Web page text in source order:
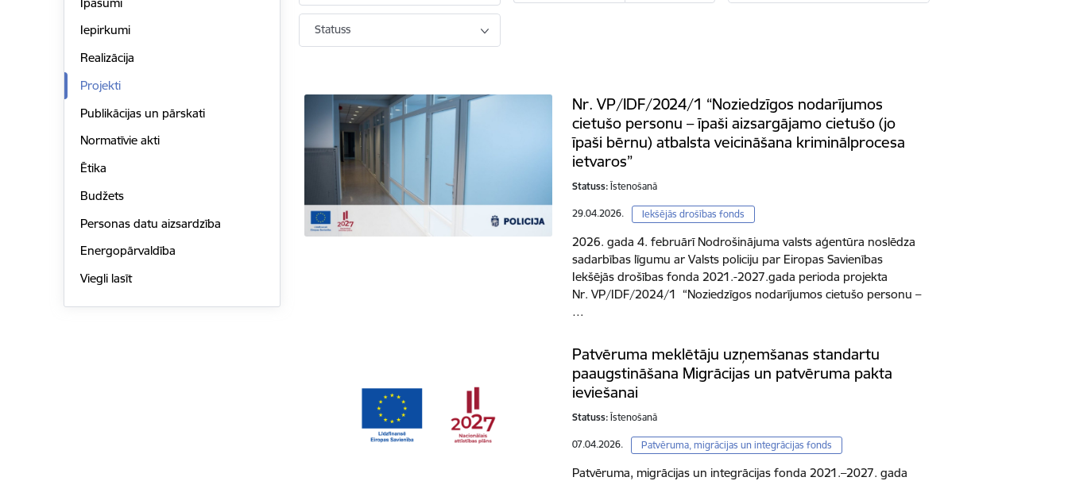
Iepirkumi
Realizācija
Projekti
Publikācijas un pārskati
Normatīvie akti
Ētika
Budžets
Personas datu aizsardzība
Energopārvaldība
Viegli lasīt
Statuss
Nr. VP/IDF/2024/1 “Noziedzīgos nodarījumos
cietušo personu – īpaši aizsargājamo cietušo (jo
īpaši bērnu) atbalsta veicināšana kriminālprocesa
ietvaros”
Statuss: Īstenošanā
29.04.2026. Iekšējās drošības fonds
2026. gada 4. februārī Nodrošinājuma valsts aģentūra noslēdza
sadarbības līgumu ar Valsts policiju par Eiropas Savienības
Iekšējās drošības fonda 2021.-2027.gada perioda projekta
Nr. VP/IDF/2024/1 “Noziedzīgos nodarījumos cietušo personu –
…
Patvēruma meklētāju uzņemšanas standartu
paaugstināšana Migrācijas un patvēruma pakta
ieviešanai
Statuss: Īstenošanā
07.04.2026. Patvēruma, migrācijas un integrācijas fonds
Patvēruma, migrācijas un integrācijas fonda 2021.–2027. gada